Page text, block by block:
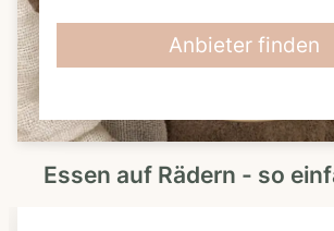
L
Z
Anbieter finden
Essen auf Rädern - so